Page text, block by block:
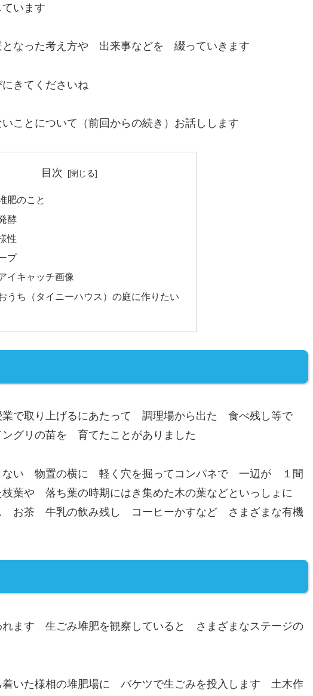
います
なった考え方や 出来事などを 綴っていきます
きてくださいね
ことについて（前回からの続き）お話しします
目次
肥のこと
酵
性
プ
イキャッチ画像
うち（タイニーハウス）の庭に作りたい
で取り上げるにあたって 調理場から出た 食べ残し等で
グリの苗を 育てたことがありました
ない 物置の横に 軽く穴を掘ってコンパネで 一辺が １間
葉や 落ち葉の時期にはき集めた木の葉などといっしょに
お茶 牛乳の飲み残し コーヒーかすなど さまざまな有機
ます 生ごみ堆肥を観察していると さまざまなステージの
いた様相の堆肥場に バケツで生ごみを投入します 土木作